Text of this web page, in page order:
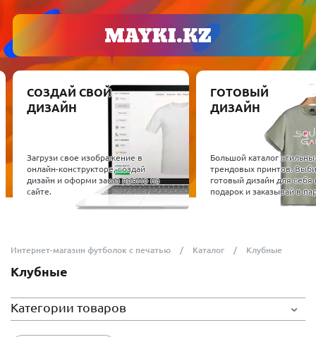
СОЗДАЙ СВОЙ
ДИЗАЙН
Загрузи свое изображение в
онлайн-конструкторе, создай
дизайн и оформи заказ прямо на
сайте.
ГОТОВЫЙ
ДИЗАЙН
Большой каталог
трендовых принтов.
готовый дизайн для себя
подарок и заказывай в
Интернет-магазин футболок с печатью Каталог Клубные
Клубные
Категории товаров